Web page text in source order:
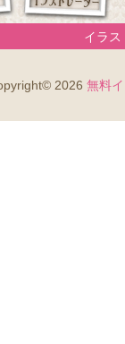
イラス
2026 無料